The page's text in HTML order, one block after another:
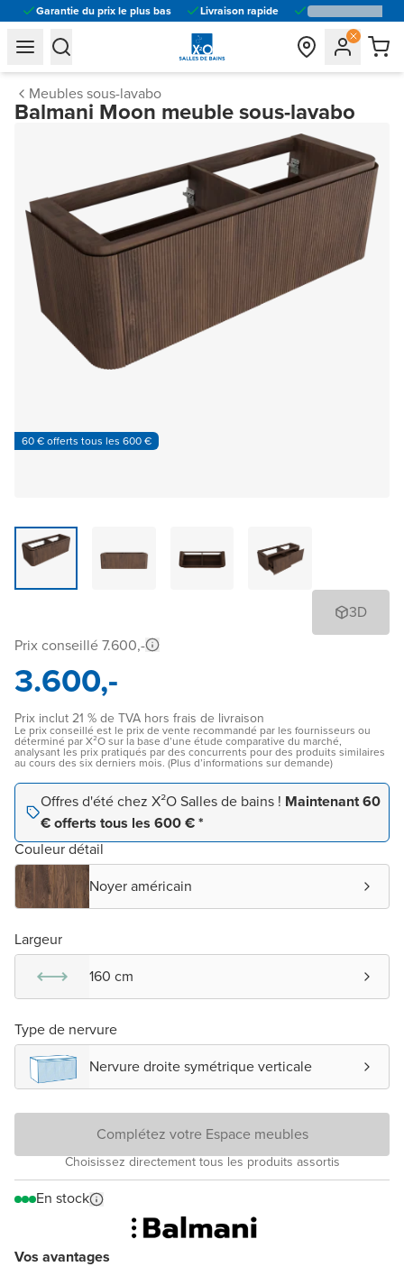
Garantie du prix le plus bas Livraison rapide
general.navigation.toggle_menu.label
general.navigation.toggle_menu.label
Meubles sous-lavabo
Balmani Moon meuble sous-lavabo
60 € offerts tous les 600 €
3D
Vos avantages
Prix conseillé 7.600,-
3.600,-
Prix inclut 21 % de TVA hors frais de livraison
Le prix conseillé est le prix de vente recommandé par les fournisseurs ou
déterminé par X²O sur la base d’une étude comparative du marché,
analysant les prix pratiqués par des concurrents pour des produits similaires
au cours des six derniers mois. (Plus d’informations sur demande)
Offres d'été chez X²O Salles de bains ! Maintenant 60
€ offerts tous les 600 € *
Couleur détail
Noyer américain
Largeur
160 cm
Type de nervure
Nervure droite symétrique verticale
Complétez votre Espace meubles
Choisissez directement tous les produits assortis
En stock